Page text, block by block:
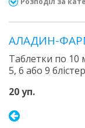
АЛАДИН-
Таблетки по 10
5, 6 або 9
20 уп.